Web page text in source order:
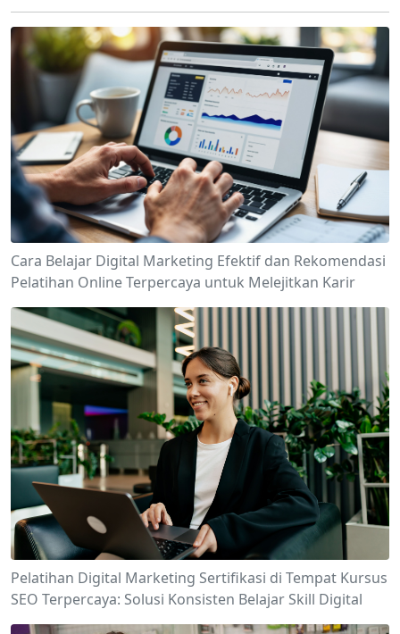
Cara Belajar Digital Marketing Efektif dan Rekomendasi
Pelatihan Online Terpercaya untuk Melejitkan Karir
Pelatihan Digital Marketing Sertifikasi di Tempat Kursus
SEO Terpercaya: Solusi Konsisten Belajar Skill Digital